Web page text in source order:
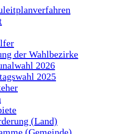
der Wahlbezirke
2026
2025
(Land)